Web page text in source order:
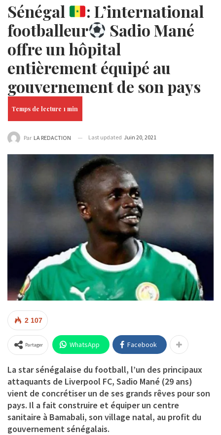
Sénégal
: L’international
footballeur
Sadio Mané
offre un hôpital
entièrement équipé au
gouvernement de son pays
Par LA REDACTION Last updated Juin 20, 2021
2 107
Partager WhatsApp Facebook
La star sénégalaise du football, l’un des principaux
attaquants de Liverpool FC, Sadio Mané (29 ans)
vient de concrétiser un de ses grands rêves pour son
pays. Il a fait construire et équiper un centre
sanitaire à Bamabali, son village natal, au profit du
gouvernement sénégalais.